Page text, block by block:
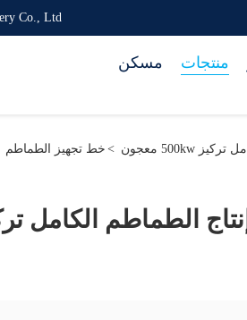
Co., Ltd.
مسكن منتجات
خط تجهيز الطماطم >